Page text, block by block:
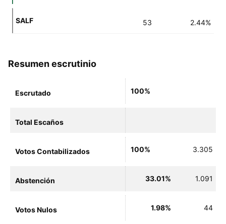
SALF 53 2.44%
Resumen escrutinio
Escrutado 100%
Total Escaños
Votos Contabilizados 100% 3.305
Abstención 33.01% 1.091
Votos Nulos 1.98% 44